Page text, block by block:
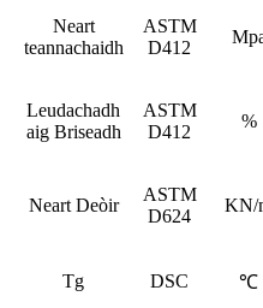
Neart
teannachaidh
ASTM
D412
Leudachadh
aig Briseadh
ASTM
D412
%
Neart Deòir
ASTM
D624
KN/
Tg DSC ℃